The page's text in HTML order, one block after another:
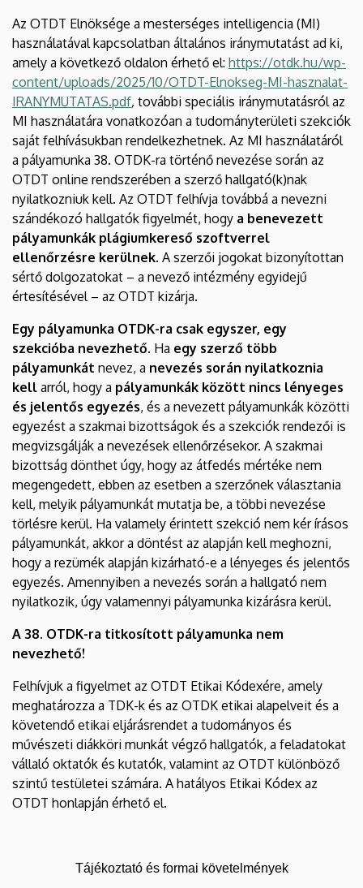
Az OTDT Elnöksége a mesterséges intelligencia (MI)
használatával kapcsolatban általános iránymutatást ad ki,
amely a következő oldalon érhető el: https://otdk.hu/wp-
content/uploads/2025/10/OTDT-Elnokseg-MI-hasznalat-
IRANYMUTATAS.pdf, további speciális iránymutatásról az
MI használatára vonatkozóan a tudományterületi szekciók
saját felhívásukban rendelkezhetnek. Az MI használatáról
a pályamunka 38. OTDK-ra történő nevezése során az
OTDT online rendszerében a szerző hallgató(k)nak
nyilatkozniuk kell. Az OTDT felhívja továbbá a nevezni
szándékozó hallgatók figyelmét, hogy a benevezett
pályamunkák plágiumkereső szoftverrel
ellenőrzésre kerülnek. A szerzői jogokat bizonyítottan
sértő dolgozatokat – a nevező intézmény egyidejű
értesítésével – az OTDT kizárja.
Egy pályamunka OTDK-ra csak egyszer, egy
szekcióba nevezhető. Ha egy szerző több
pályamunkát nevez, a nevezés során nyilatkoznia
kell arról, hogy a pályamunkák között nincs lényeges
és jelentős egyezés, és a nevezett pályamunkák közötti
egyezést a szakmai bizottságok és a szekciók rendezői is
megvizsgálják a nevezések ellenőrzésekor. A szakmai
bizottság dönthet úgy, hogy az átfedés mértéke nem
megengedett, ebben az esetben a szerzőnek választania
kell, melyik pályamunkát mutatja be, a többi nevezése
törlésre kerül. Ha valamely érintett szekció nem kér írásos
pályamunkát, akkor a döntést az alapján kell meghozni,
hogy a rezümék alapján kizárható-e a lényeges és jelentős
egyezés. Amennyiben a nevezés során a hallgató nem
nyilatkozik, úgy valamennyi pályamunka kizárásra kerül.
A 38. OTDK-ra titkosított pályamunka nem
nevezhető!
Felhívjuk a figyelmet az OTDT Etikai Kódexére, amely
meghatározza a TDK-k és az OTDK etikai alapelveit és a
követendő etikai eljárásrendet a tudományos és
művészeti diákköri munkát végző hallgatók, a feladatokat
vállaló oktatók és kutatók, valamint az OTDT különböző
szintű testületei számára. A hatályos Etikai Kódex az
OTDT honlapján érhető el.
Tájékoztató és formai követelmények